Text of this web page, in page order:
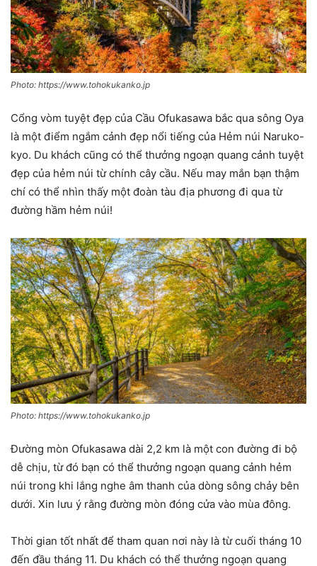
Photo: https://www.tohokukanko.jp
Cổng vòm tuyệt đẹp của Cầu Ofukasawa bắc qua sông Oya
là một điểm ngắm cảnh đẹp nổi tiếng của Hẻm núi Naruko-
kyo. Du khách cũng có thể thưởng ngoạn quang cảnh tuyệt
đẹp của hẻm núi từ chính cây cầu. Nếu may mắn bạn thậm
chí có thể nhìn thấy một đoàn tàu địa phương đi qua từ
đường hầm hẻm núi!
Photo: https://www.tohokukanko.jp
Đường mòn Ofukasawa dài 2,2 km là một con đường đi bộ
dễ chịu, từ đó bạn có thể thưởng ngoạn quang cảnh hẻm
núi trong khi lắng nghe âm thanh của dòng sông chảy bên
dưới. Xin lưu ý rằng đường mòn đóng cửa vào mùa đông.
Thời gian tốt nhất để tham quan nơi này là từ cuối tháng 10
đến đầu tháng 11. Du khách có thể thưởng ngoạn quang